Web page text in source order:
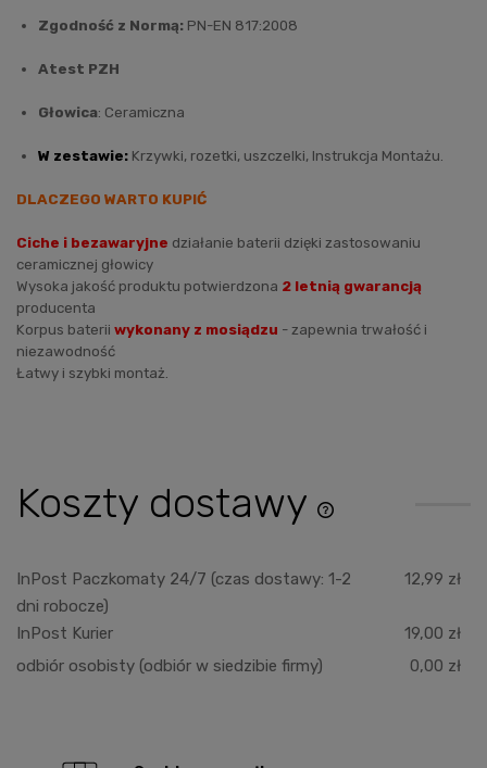
Zgodność z Normą: PN-EN 817:2008
Atest PZH
Głowica: Ceramiczna
W zestawie: Krzywki, rozetki, uszczelki, Instrukcja Montażu.
DLACZEGO WARTO KUPIĆ
Ciche i bezawaryjne działanie baterii dzięki zastosowaniu
ceramicznej głowicy
Wysoka jakość produktu potwierdzona 2 letnią gwarancją
producenta
Korpus baterii wykonany z mosiądzu - zapewnia trwałość i
niezawodność
Łatwy i szybki montaż.
Koszty dostawy
Cena nie zawiera
płatności
InPost Paczkomaty 24/7 (czas dostawy: 1-2
dni robocze)
12,99 zł
InPost Kurier
19,00 zł
odbiór osobisty (odbiór w siedzibie firmy) 0,00 zł